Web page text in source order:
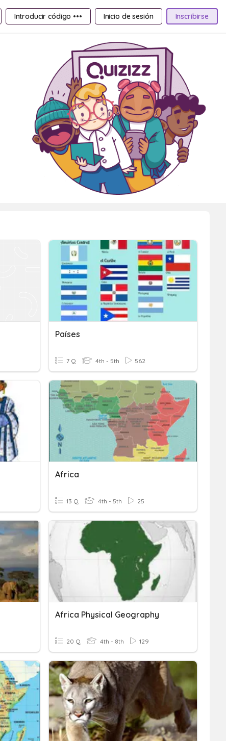
Introducir código ••• Inicio de sesión Inscribirse
Países
7 Q 4th - 5th 562
Africa
13 Q 4th - 5th 25
Africa Physical Geography
20 Q 4th - 8th 129